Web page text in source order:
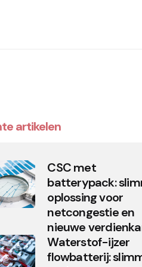
artikelen
CSC met
batterypack:
oplossing voor
netcongestie en
nieuwe
Waterstof-ijzer
flowbatterij: